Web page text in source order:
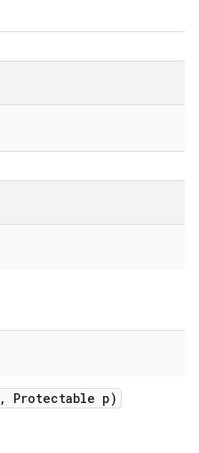
, Protectable p)